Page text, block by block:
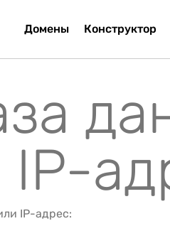
Домены Конструктор
IP-адрес: